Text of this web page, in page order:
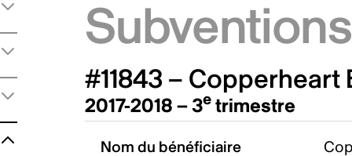
#11843 –
2017-2018 – 3e trimestre
Nom du bénéficiaire